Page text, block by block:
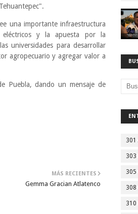
una importante infraestructura
y la apuesta por la
universidades para desarrollar
agropecuario y agregar valor a
Puebla, dando un mensaje de
MÁS RECIENTES
Gemma Gracian Atlatenco
301
303
305
308
310